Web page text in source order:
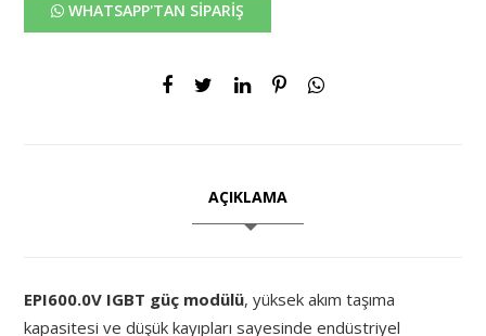
WHATSAPP'TAN SİPARİŞ
AÇIKLAMA
EPI600.0V IGBT güç modülü, yüksek akım taşıma
kapasitesi ve düşük kayıpları sayesinde endüstriyel